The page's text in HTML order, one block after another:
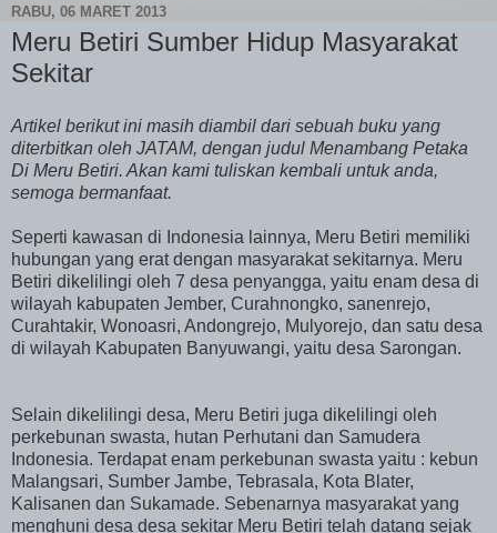
RABU, 06 MARET 2013
Meru Betiri Sumber Hidup Masyarakat
Sekitar
Artikel berikut ini masih diambil dari sebuah buku yang
diterbitkan oleh JATAM, dengan judul Menambang Petaka
Di Meru Betiri. Akan kami tuliskan kembali untuk anda,
semoga bermanfaat.
Seperti kawasan di Indonesia lainnya, Meru Betiri memiliki
hubungan yang erat dengan masyarakat sekitarnya. Meru
Betiri dikelilingi oleh 7 desa penyangga, yaitu enam desa di
wilayah kabupaten Jember, Curahnongko, sanenrejo,
Curahtakir, Wonoasri, Andongrejo, Mulyorejo, dan satu desa
di wilayah Kabupaten Banyuwangi, yaitu desa Sarongan.
Selain dikelilingi desa, Meru Betiri juga dikelilingi oleh
perkebunan swasta, hutan Perhutani dan Samudera
Indonesia. Terdapat enam perkebunan swasta yaitu : kebun
Malangsari, Sumber Jambe, Tebrasala, Kota Blater,
Kalisanen dan Sukamade. Sebenarnya masyarakat yang
menghuni desa desa sekitar Meru Betiri telah datang sejak